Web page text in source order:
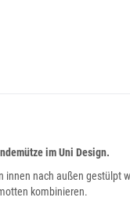
im Uni Design.
innen nach außen gestülpt
kombinieren.